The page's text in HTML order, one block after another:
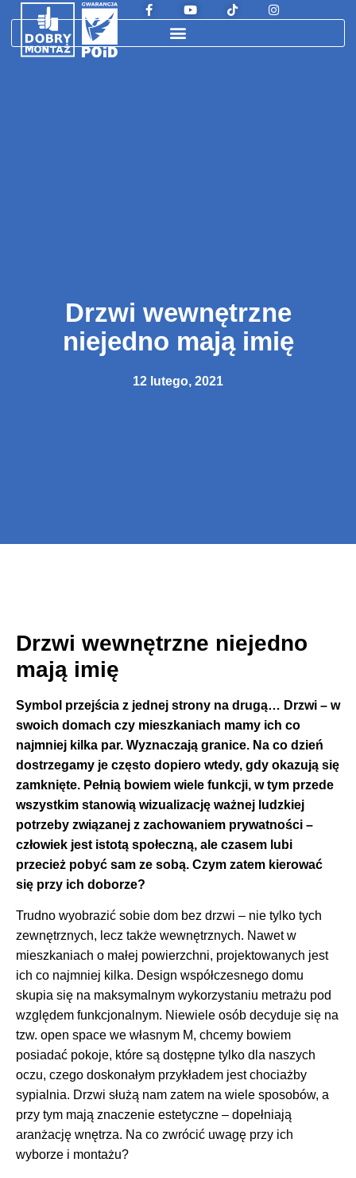
Drzwi wewnętrzne
niejedno mają imię
12 lutego, 2021
Drzwi wewnętrzne niejedno
mają imię
Symbol przejścia z jednej strony na drugą… Drzwi – w
swoich domach czy mieszkaniach mamy ich co
najmniej kilka par. Wyznaczają granice. Na co dzień
dostrzegamy je często dopiero wtedy, gdy okazują się
zamknięte. Pełnią bowiem wiele funkcji, w tym przede
wszystkim stanowią wizualizację ważnej ludzkiej
potrzeby związanej z zachowaniem prywatności –
człowiek jest istotą społeczną, ale czasem lubi
przecież pobyć sam ze sobą. Czym zatem kierować
się przy ich doborze?
Trudno wyobrazić sobie dom bez drzwi – nie tylko tych
zewnętrznych, lecz także wewnętrznych. Nawet w
mieszkaniach o małej powierzchni, projektowanych jest
ich co najmniej kilka. Design współczesnego domu
skupia się na maksymalnym wykorzystaniu metrażu pod
względem funkcjonalnym. Niewiele osób decyduje się na
tzw. open space we własnym M, chcemy bowiem
posiadać pokoje, które są dostępne tylko dla naszych
oczu, czego doskonałym przykładem jest chociażby
sypialnia. Drzwi służą nam zatem na wiele sposobów, a
przy tym mają znaczenie estetyczne – dopełniają
aranżację wnętrza. Na co zwrócić uwagę przy ich
wyborze i montażu?